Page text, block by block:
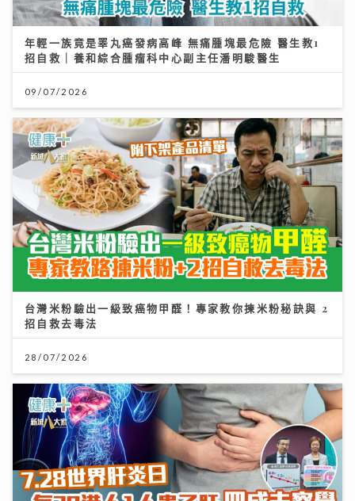
年輕一族竟是睪丸癌發病高峰 無痛腫塊最危險 醫生教1
招自救｜養和綜合腫瘤科中心副主任潘明駿醫生
09/07/2026
台灣米粉驗出一級致癌物甲醛！專家教你揀米粉秘訣與 2
招自救去毒法
28/07/2026